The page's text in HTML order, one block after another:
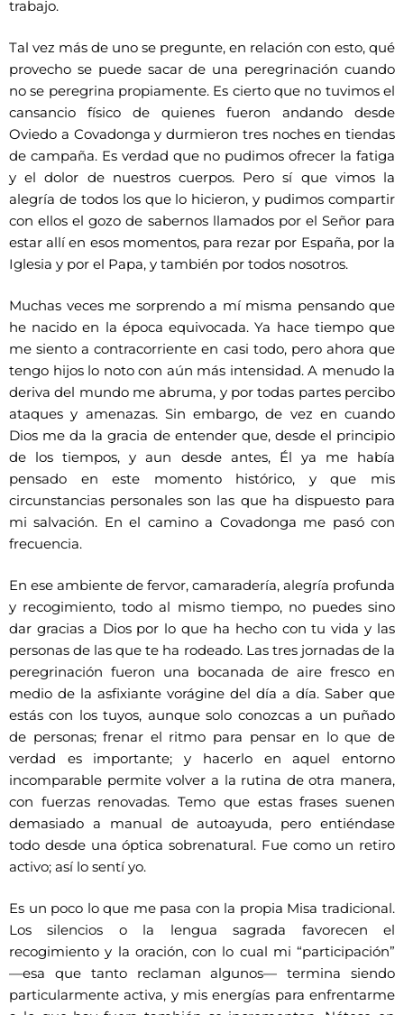
trabajo.
Tal vez más de uno se pregunte, en relación con esto, qué
provecho se puede sacar de una peregrinación cuando
no se peregrina propiamente. Es cierto que no tuvimos el
cansancio físico de quienes fueron andando desde
Oviedo a Covadonga y durmieron tres noches en tiendas
de campaña. Es verdad que no pudimos ofrecer la fatiga
y el dolor de nuestros cuerpos. Pero sí que vimos la
alegría de todos los que lo hicieron, y pudimos compartir
con ellos el gozo de sabernos llamados por el Señor para
estar allí en esos momentos, para rezar por España, por la
Iglesia y por el Papa, y también por todos nosotros.
Muchas veces me sorprendo a mí misma pensando que
he nacido en la época equivocada. Ya hace tiempo que
me siento a contracorriente en casi todo, pero ahora que
tengo hijos lo noto con aún más intensidad. A menudo la
deriva del mundo me abruma, y por todas partes percibo
ataques y amenazas. Sin embargo, de vez en cuando
Dios me da la gracia de entender que, desde el principio
de los tiempos, y aun desde antes, Él ya me había
pensado en este momento histórico, y que mis
circunstancias personales son las que ha dispuesto para
mi salvación. En el camino a Covadonga me pasó con
frecuencia.
En ese ambiente de fervor, camaradería, alegría profunda
y recogimiento, todo al mismo tiempo, no puedes sino
dar gracias a Dios por lo que ha hecho con tu vida y las
personas de las que te ha rodeado. Las tres jornadas de la
peregrinación fueron una bocanada de aire fresco en
medio de la asfixiante vorágine del día a día. Saber que
estás con los tuyos, aunque solo conozcas a un puñado
de personas; frenar el ritmo para pensar en lo que de
verdad es importante; y hacerlo en aquel entorno
incomparable permite volver a la rutina de otra manera,
con fuerzas renovadas. Temo que estas frases suenen
demasiado a manual de autoayuda, pero entiéndase
todo desde una óptica sobrenatural. Fue como un retiro
activo; así lo sentí yo.
Es un poco lo que me pasa con la propia Misa tradicional.
Los silencios o la lengua sagrada favorecen el
recogimiento y la oración, con lo cual mi “participación”
—esa que tanto reclaman algunos— termina siendo
particularmente activa, y mis energías para enfrentarme